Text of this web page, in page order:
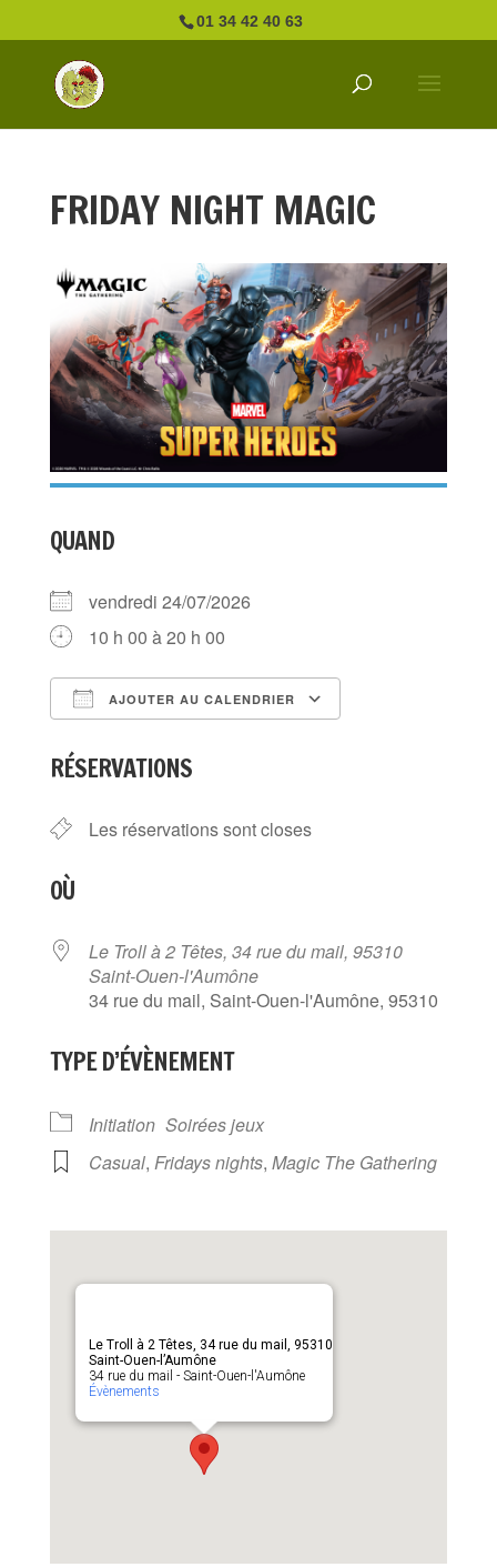
01 34 42 40 63
FRIDAY NIGHT MAGIC
QUAND
vendredi 24/07/2026
10 h 00 à 20 h 00
AJOUTER AU CALENDRIER
RÉSERVATIONS
Les réservations sont closes
OÙ
Le Troll à 2 Têtes, 34 rue du mail, 95310
Saint-Ouen-l'Aumône
34 rue du mail, Saint-Ouen-l'Aumône, 95310
TYPE D’ÉVÈNEMENT
Initiation Soirées jeux
Casual, Fridays nights, Magic The Gathering
Le Troll à 2 Têtes, 34 rue du mail, 95310
Saint-Ouen-l’Aumône
34 rue du mail - Saint-Ouen-l'Aumône
Évènements